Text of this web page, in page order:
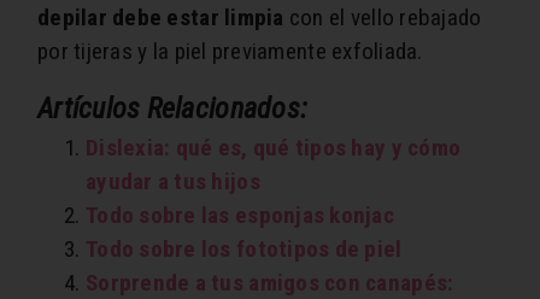
depilar debe estar limpia con el vello rebajado
por tijeras y la piel previamente exfoliada.
Artículos Relacionados:
Dislexia: qué es, qué tipos hay y cómo
ayudar a tus hijos
Todo sobre las esponjas konjac
Todo sobre los fototipos de piel
Sorprende a tus amigos con canapés: